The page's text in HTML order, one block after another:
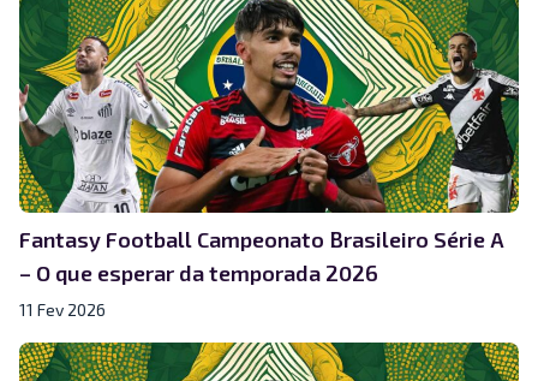
Fantasy Football Campeonato Brasileiro Série A
– O que esperar da temporada 2026
11 Fev 2026